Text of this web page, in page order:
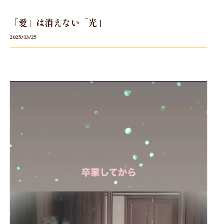
「愛」は消えない「光」
2025/03/25